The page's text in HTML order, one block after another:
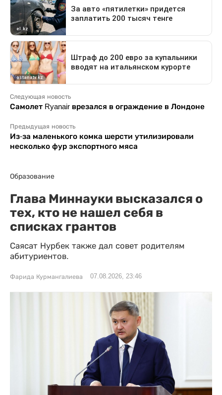
Следующая новость
Самолет Ryanair врезался в ограждение в Лондоне
Предыдущая новость
Из-за маленького комка шерсти утилизировали
несколько фур экспортного мяса
Образование
Глава Миннауки высказался о
тех, кто не нашел себя в
списках грантов
Саясат Нурбек также дал совет родителям
абитуриентов.
Фарида Курмангалиева 07.08.2026, 23:46